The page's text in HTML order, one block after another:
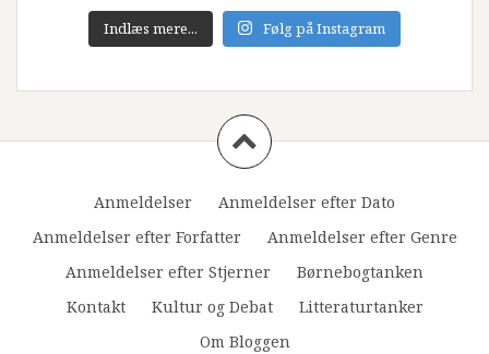
Indlæs mere... Følg på Instagram
Anmeldelser
Anmeldelser efter Dato
Anmeldelser efter Forfatter
Anmeldelser efter Genre
Anmeldelser efter Stjerner
Børnebogtanken
Kontakt
Kultur og Debat
Litteraturtanker
Om Bloggen